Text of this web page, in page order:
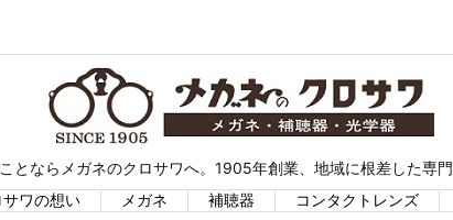
とならメガネのクロサワへ。1905年創業、地域に根差した専
サワの想い メガネ 補聴器 コンタクトレンズ